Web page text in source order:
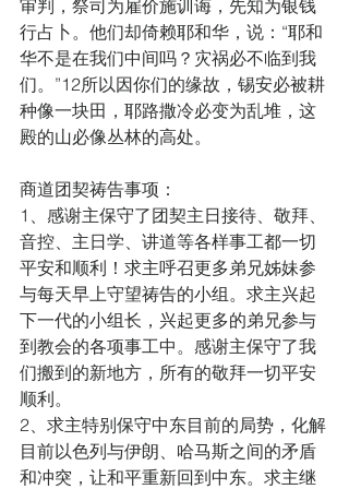
审判，祭司为雇价施训诲，先知为银钱
行占卜。他们却倚赖耶和华，说：“耶和
华不是在我们中间吗？灾祸必不临到我
们。”12所以因你们的缘故，锡安必被耕
种像一块田，耶路撒冷必变为乱堆，这
殿的山必像丛林的高处。
商道团契祷告事项：
1、感谢主保守了团契主日接待、敬拜、
音控、主日学、讲道等各样事工都一切
平安和顺利！求主呼召更多弟兄姊妹参
与每天早上守望祷告的小组。求主兴起
下一代的小组长，兴起更多的弟兄参与
到教会的各项事工中。感谢主保守了我
们搬到的新地方，所有的敬拜一切平安
顺利。
2、求主特别保守中东目前的局势，化解
目前以色列与伊朗、哈马斯之间的矛盾
和冲突，让和平重新回到中东。求主继